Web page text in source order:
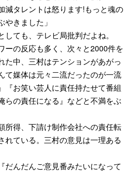
減タレントは怒ります!もっと魂の
きました」
ても、テレビ局批判だよね。
ーの反応も多く、次々と2000件を
た中、三村はテンションがあがっ
て媒体は元々二流だったのが一流
『お笑い芸人に責任持たせて番組
らの責任になる』などと不満をぶ
所得、下請け制作会社への責任転
れている。三村の意見は一理ある
だんだんご意見番みたいになって